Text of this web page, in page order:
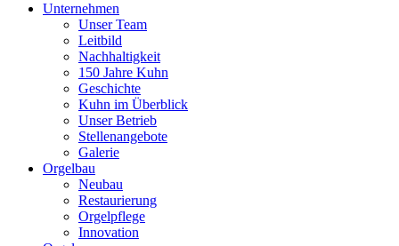
Unternehmen
Unser Team
Leitbild
Nachhaltigkeit
150 Jahre Kuhn
Geschichte
Kuhn im Überblick
Unser Betrieb
Stellenangebote
Galerie
Orgelbau
Neubau
Restaurierung
Orgelpflege
Innovation